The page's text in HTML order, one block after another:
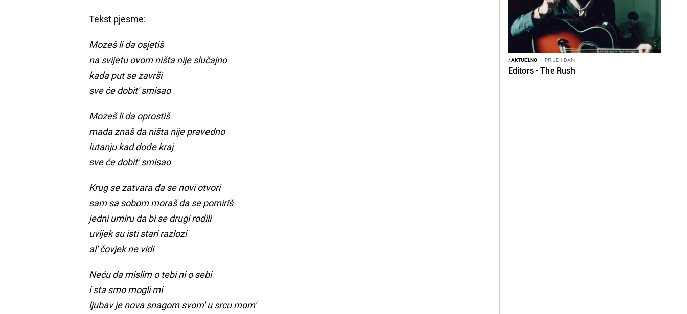
Tekst pjesme:
Mozeš li da osjetiš
na svijetu ovom ništa nije slučajno
kada put se završi
sve će dobit' smisao
Mozeš li da oprostiš
mada znaš da ništa nije pravedno
lutanju kad dođe kraj
sve će dobit' smisao
Krug se zatvara da se novi otvori
sam sa sobom moraš da se pomiriš
jedni umiru da bi se drugi rodili
uvijek su isti stari razlozi
al' čovjek ne vidi
Neću da mislim o tebi ni o sebi
i sta smo mogli mi
ljubav je nova snagom svom' u srcu mom'
/AKTUELNO I PRIJE 1 DAN
Editors - The Rush